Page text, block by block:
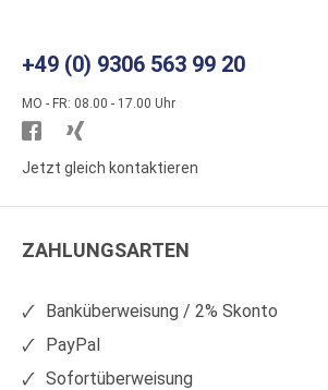
+49 (0) 9306 563 99 20
MO - FR: 08.00 - 17.00 Uhr
Besuchen
Sie
auf
Sie
auf
Jetzt gleich kontaktieren
ZAHLUNGSARTEN
Banküberweisung / 2% Skonto
PayPal
Sofortüberweisung